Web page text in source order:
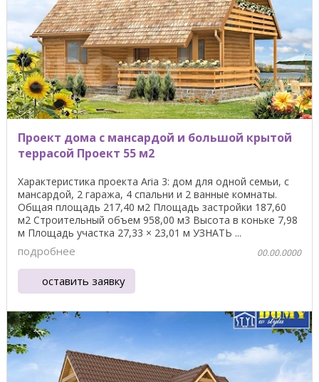
Проект дома с мансардой и большой крытой
террасой Проект 55 м2
Характеристика проекта Aria 3: дом для одной семьи, с
мансардой, 2 гаража, 4 спальни и 2 ванные комнаты.
Общая площадь 217,40 м2 Площадь застройки 187,60
м2 Строительный объем 958,00 м3 Высота в коньке 7,98
м Площадь участка 27,33 × 23,01 м УЗНАТЬ ...
подробнее 00.00.0000
оставить заявку